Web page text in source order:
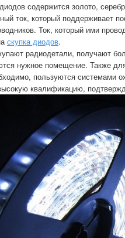
содержится золото,
ток, который поддерживает
Ток, который ими
скупка диодов.
радиодетали, получают
нужное помещение. Также
пользуются системами
квалификацию,